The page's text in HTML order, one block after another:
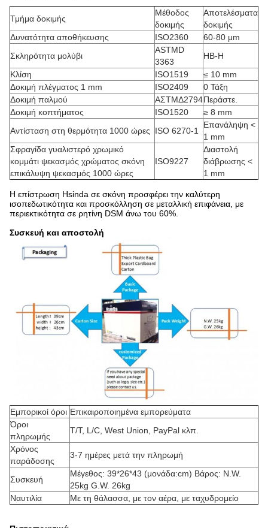
Τμήμα δοκιμής
Μέθοδος
δοκιμής
Αποτελέσματα
δοκιμής
Δυνατότητα αποθήκευσης
ISO2360
60-80 μm
Σκληρότητα μολύβι
ASTMD
3363
HB-H
Κλίση
ISO1519
≤ 10 mm
Δοκιμή πλέγματος 1 mm
ISO2409
0 Τάξη
Δοκιμή παλμού
ΑΣTMΔ2794Περάστε.
Δοκιμή κοπτήματος
ISO1520
≥ 8 mm
Αντίσταση στη θερμότητα 1000 ώρες
ISO 6270-1
Επανάληψη <
1 mm
Σφραγίδα γυαλιστερό χρωμικό
κομμάτι ψεκασμός χρώματος σκόνη
επικάλυψη ψεκασμός 1000 ώρες
ISO9227
Διαστολή
διάβρωσης <
1 mm
Η επίστρωση Hsinda σε σκόνη προσφέρει την καλύτερη
ισοπεδωτικότητα και προσκόλληση σε μεταλλική επιφάνεια, με
περιεκτικότητα σε ρητίνη DSM άνω του 60%.
Συσκευή και αποστολή
Εμπορικοί όροι Επικαιροποιημένα εμπορεύματα
Όροι
πληρωμής
T/T, L/C, West Union, PayPal κλπ.
Χρόνος
παράδοσης
3-7 ημέρες μετά την πληρωμή
Συσκευή
Μέγεθος: 39*26*43 (μονάδα:cm) Βάρος: N.W.
25kg G.W. 26kg
Ναυτιλία
Με τη θάλασσα, με τον αέρα, με ταχυδρομείο